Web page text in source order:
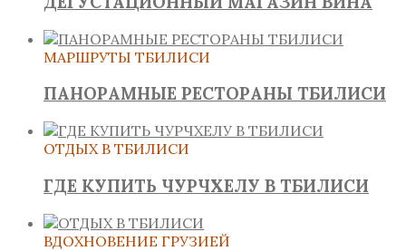
МАРШРУТЫ ТБИЛИСИ
ПАНОРАМНЫЕ РЕСТОРАНЫ ТБИЛИСИ
ОТДЫХ В ТБИЛИСИ
ГДЕ КУПИТЬ ЧУРЧХЕЛУ В ТБИЛИСИ
ВДОХНОВЕНИЕ ГРУЗИЕЙ